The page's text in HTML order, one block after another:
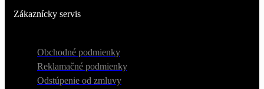
Zákaznícky servis
Obchodné podmienky
Reklamačné podmienky
Odstúpenie od zmluvy